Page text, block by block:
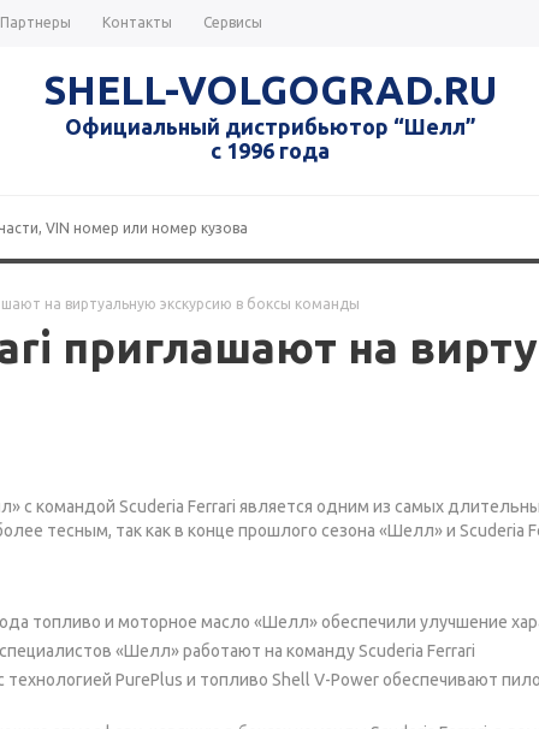
Партнеры Контакты Сервисы
SHELL-VOLGOGRAD.RU
Официальный дистрибьютор “Шелл”
с 1996 года
на виртуальную экскурсию в боксы команды
приглашают на
с командой Scuderia Ferrari является одним из самых
тесным, так как в конце прошлого сезона «Шелл» и
топливо и моторное масло «Шелл» обеспечили улучшение
«Шелл» работают на команду Scuderia Ferrari
технологией PurePlus и топливо Shell V-Power обеспечивают